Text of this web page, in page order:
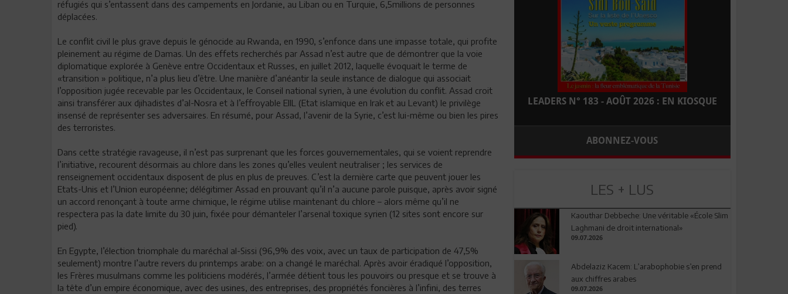
réfugiés qui s’entassent dans des campements en Jordanie, au Liban ou en Turquie, 6,5millions de personnes
déplacées.
Le conflit civil le plus grave depuis le génocide au Rwanda, en 1990, s’enfonce dans une impasse totale, qui profite
pleinement au régime de Damas. Un des effets recherchés par Assad n’est autre que de démontrer que la voie
diplomatique explorée à Genève entre Occidentaux et Russes, en juillet 2012, laquelle évoquait le terme de
«transition » politique, n’a plus lieu d’être. Une manière d’anéantir la seule instance de dialogue qui associait
l’opposition jugée recevable par les Occidentaux, le Conseil national syrien, à une évolution du conflit. Assad croit
ainsi transférer aux djihadistes d’al-Nosra et à l’effroyable EIIL (Etat islamique en Irak et au Levant) le privilège
insensé de représenter ses adversaires. En résumé, pour Assad, l’avenir de la Syrie, c’est lui-même ou bien les pires
des terroristes.
Dans cette stratégie ravageuse, il n’est pas surprenant que les forces gouvernementales, qui se voient reprendre
l’initiative, recourent désormais au chlore dans les zones qu’elles veulent neutraliser ; les services de
renseignement occidentaux disposent de plus en plus de preuves. C’est la dernière carte que peuvent jouer les
Etats-Unis et l’Union européenne; délégitimer Assad en prouvant qu’il n’a aucune parole puisque, après avoir signé
un accord renonçant à toute arme chimique, le régime utilise maintenant du chlore – alors même qu’il ne
respectera pas la date limite du 30 juin, fixée pour démanteler l’arsenal toxique syrien (12 sites sont encore sur
pied).
En Egypte, l’élection triomphale du maréchal al-Sissi (96,9% des voix, avec un taux de participation de 47,5%
seulement) montre l’autre revers du printemps arabe: on a changé le maréchal. Après avoir éradiqué l’opposition,
les Frères musulmans comme les politiciens modérés, l’armée détient tous les pouvoirs ou presque et se trouve à
la tête d’un empire économique, avec des usines, des entreprises, des propriétés foncières à l’infini, des terres
LEADERS N° 183 - AOÛT 2026 : EN KIOSQUE
ABONNEZ-VOUS
LES + LUS
Kaouthar Debbeche: Une véritable «École Slim
Laghmani de droit international»
09.07.2026
Abdelaziz Kacem: L’arabophobie s’en prend
aux chiffres arabes
09.07.2026